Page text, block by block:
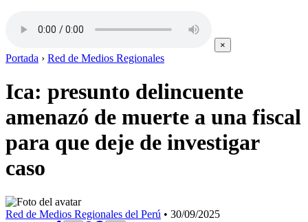
×
Portada › Red de Medios Regionales
Ica: presunto delincuente
amenazó de muerte a una fiscal
para que deje de investigar
caso
Red de Medios Regionales del Perú • 30/09/2025